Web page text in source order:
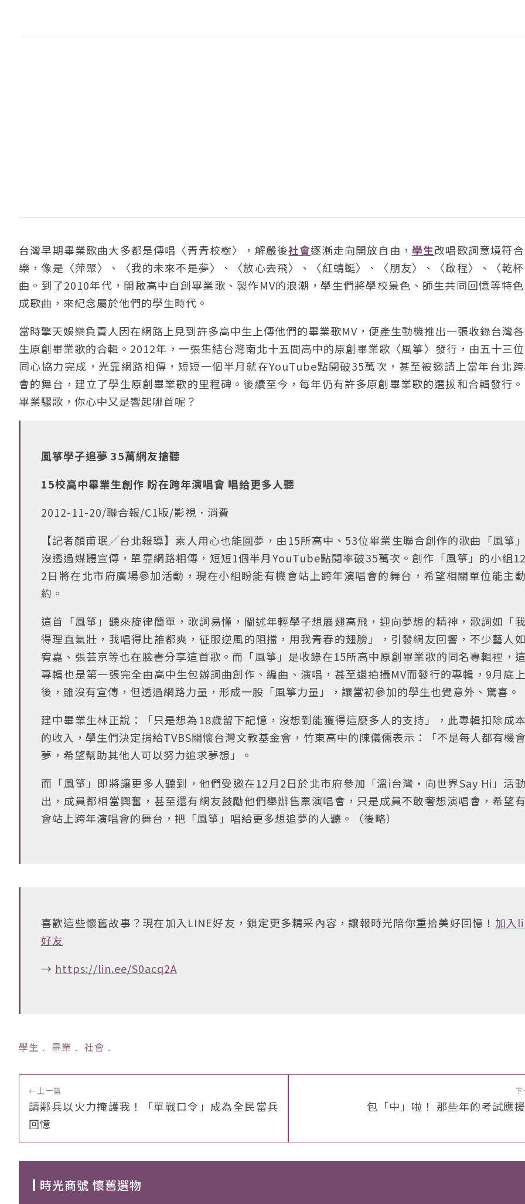
台灣早期畢業歌曲大多都是傳唱〈青青校樹〉，解嚴後社會逐漸走向開放自由， 學生改唱歌詞意境符
樂，像是〈萍聚〉、〈我的未來不是夢〉、〈放心去飛〉、〈紅蜻蜓〉、〈朋友〉、〈啟程〉、〈乾
曲。到了2010年代，開啟高中自創畢業歌、製作MV的浪潮，學生們將學校景色、師生共同回憶等特
成歌曲，來紀念屬於他們的學生時代。
當時擎天娛樂負責人因在網路上見到許多高中生上傳他們的畢業歌MV，便產生動機推出一張收錄台灣
生原創畢業歌的合輯。2012年，一張集結台灣南北十五間高中的原創畢業歌〈風箏〉發行，由五十三
同心協力完成，光靠網路相傳，短短一個半月就在YouTube點閱破35萬次，甚至被邀請上當年台北
會的舞台，建立了學生原創畢業歌的里程碑。後續至今，每年仍有許多原創畢業歌的選拔和合輯發行
畢業驪歌，你心中又是響起哪首呢？
風箏學子追夢 35萬網友搶聽
15校高中畢業生創作 盼在跨年演唱會 唱給更多人聽
2012-11-20/聯合報/C1版/影視．消費
【記者顏甫珉╱台北報導】素人用心也能圓夢，由15所高中、53位畢業生聯合創作的歌曲「風箏」
沒透過媒體宣傳，單靠網路相傳，短短1個半月YouTube點閱率破35萬次。創作「風箏」的小組
2日將在北市府廣場參加活動，現在小組盼能有機會站上跨年演唱會的舞台，希望相關單位能主
約。
這首「風箏」聽來旋律簡單，歌詞易懂，闡述年輕學子想展翅高飛，迎向夢想的精神，歌詞如「
得理直氣壯，我唱得比誰都爽，征服逆風的阻擋，用我青春的翅膀」，引發網友回響，不少藝人
宥嘉、張芸京等也在臉書分享這首歌。而「風箏」是收錄在15所高中原創畢業歌的同名專輯裡，
專輯也是第一張完全由高中生包辦詞曲創作、編曲、演唱，甚至還拍攝MV而發行的專輯，9月底
後，雖沒有宣傳，但透過網路力量，形成一股「風箏力量」，讓當初參加的學生也覺意外、驚喜。
建中畢業生林正說：「只是想為18歲留下記憶，沒想到能獲得這麼多人的支持」，此專輯扣除成
的收入，學生們決定捐給TVBS關懷台灣文教基金會，竹東高中的陳儀儒表示：「不是每人都有機
夢，希望幫助其他人可以努力追求夢想」。
而「風箏」即將讓更多人聽到，他們受邀在12月2日於北市府參加「溫i台灣‧向世界Say Hi」活
出，成員都相當興奮，甚至還有網友鼓勵他們舉辦售票演唱會，只是成員不敢奢想演唱會，希望
會站上跨年演唱會的舞台，把「風箏」唱給更多想追夢的人聽。（後略）
喜歡這些懷舊故事？現在加入LINE好友，鎖定更多精采內容，讓報時光陪你重拾美好回憶！ 加入
好友
→ https://lin.ee/S0acq2A
學生 ﹒ 畢業 ﹒ 社會 ﹒
←上一篇
請鄰兵以火力掩護我！「單戰口令」成為全民當兵
回憶
包「中」啦！ 那些年的考試應
時光商號 懷舊選物